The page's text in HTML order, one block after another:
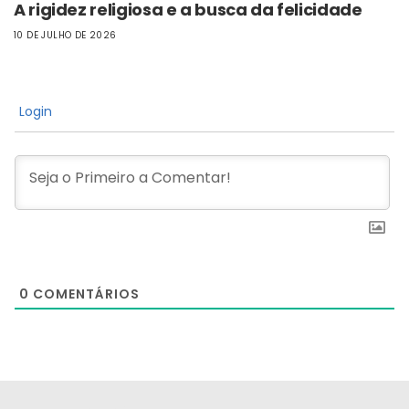
A rigidez religiosa e a busca da felicidade
10 DE JULHO DE 2026
Login
0 COMENTÁRIOS